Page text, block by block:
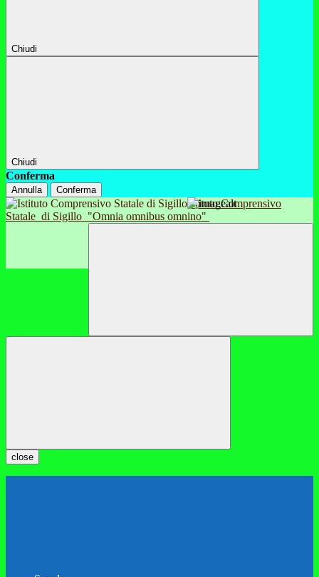
Chiudi
Chiudi
Conferma
Annulla Conferma
Istituto Comprensivo
Statale di Sigillo "Omnia omnibus omnino"
close